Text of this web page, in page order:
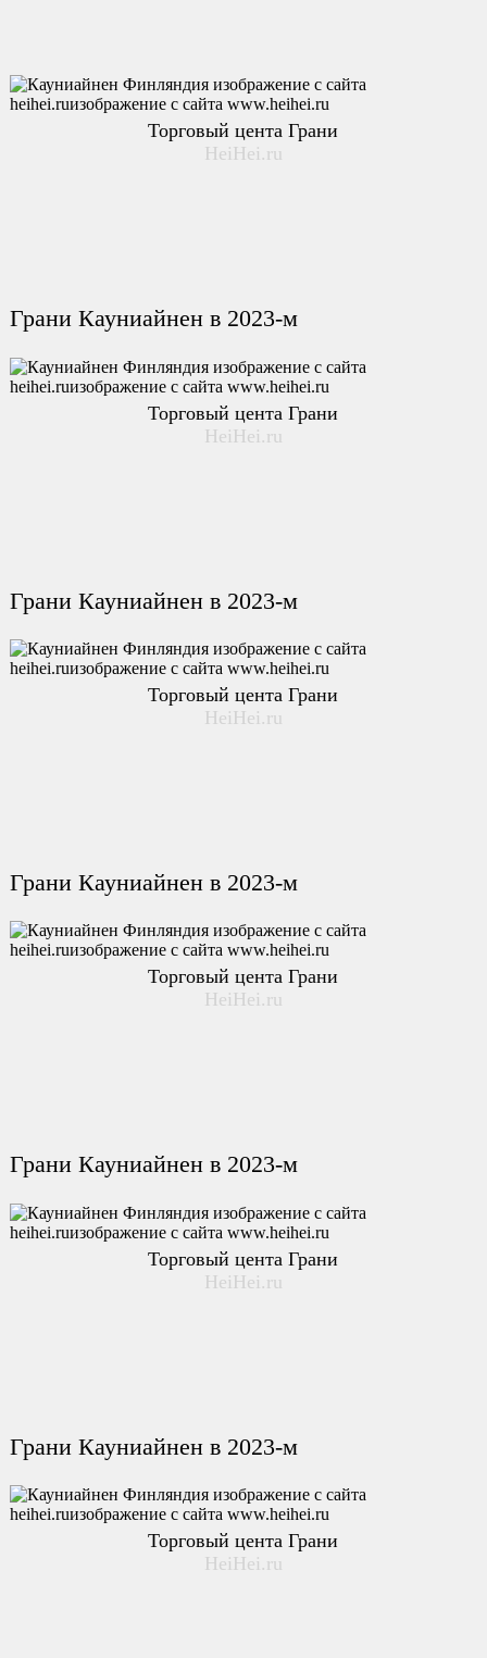
Торговый цента Грани
HeiHei.ru
Грани Кауниайнен в 2023-м
Торговый цента Грани
HeiHei.ru
Грани Кауниайнен в 2023-м
Торговый цента Грани
HeiHei.ru
Грани Кауниайнен в 2023-м
Торговый цента Грани
HeiHei.ru
Грани Кауниайнен в 2023-м
Торговый цента Грани
HeiHei.ru
Грани Кауниайнен в 2023-м
Торговый цента Грани
HeiHei.ru